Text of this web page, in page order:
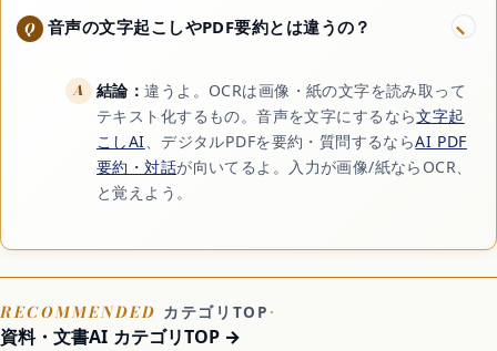
音声の文字起こしやPDF要約とは違うの？
結論：違うよ。OCRは画像・紙の文字を読み取って
テキスト化するもの。音声を文字にするなら文字起
こしAI 、デジタルPDFを要約・質問するならAI PDF
要約・対話が向いてるよ。入力が画像/紙ならOCR、
と覚えよう。
カテゴリTOP
資料・文書AI カテゴリTOP →